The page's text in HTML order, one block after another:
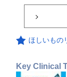
ほしいもの
Key Clinical